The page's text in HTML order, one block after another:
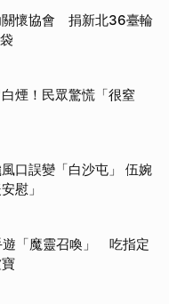
關懷協會 捐新北36臺輪
煙！民眾驚慌「很窒
口誤變「白沙屯」 伍婉
慰」
遊「魔靈召喚」 吃指定